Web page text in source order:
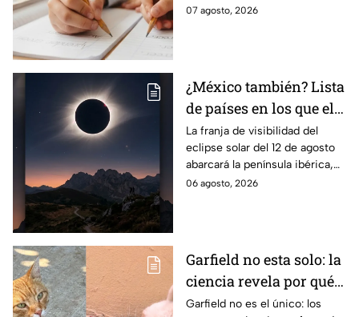
telefónicos y correos de
07 agosto, 2026
¿México también? Lista
de países en los que el
12 de agosto se verá el
eclipse solar total y en
los que será parcial
La franja de visibilidad del
eclipse solar del 12 de agosto
abarcará la península ibérica,
por lo que solo podrá
06 agosto, 2026
Garfield no esta solo: la
ciencia revela por qué
los gatos naranjas
Garfield no es el único: los